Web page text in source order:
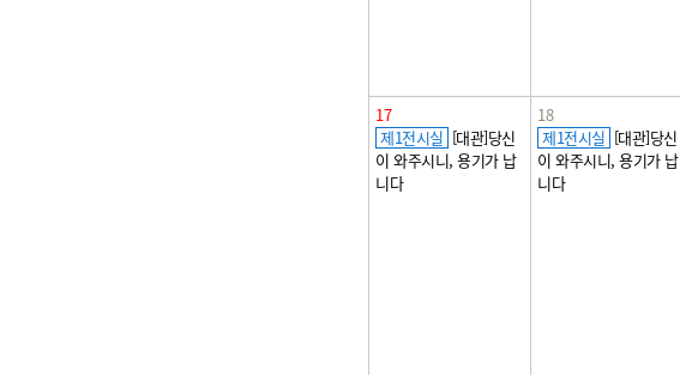
17
제1전시실 [대관]당신
이 와주시니, 용기가 납
니다
18
제1전시실 [대관]당신
이 와주시니, 용기가 납
니다